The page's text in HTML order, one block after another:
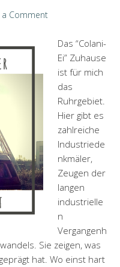
a Comment
Das “Colani-
Ei” Zuhause
ist für mich
das
Ruhrgebiet.
Hier gibt es
zahlreiche
Industriede
nkmäler,
Zeugen der
langen
industrielle
n
Vergangenh
Sie zeigen, was
hat. Wo einst hart